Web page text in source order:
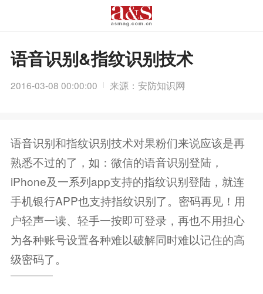
语音识别&指纹识别技术
2016-03-08 00:00:00 来源：安防知识网
语音识别和指纹识别技术对果粉们来说应该是再
熟悉不过的了，如：微信的语音识别登陆，
iPhone及一系列app支持的指纹识别登陆，就连
手机银行APP也支持指纹识别了。密码再见！用
户轻声一读、轻手一按即可登录，再也不用担心
为各种账号设置各种难以破解同时难以记住的高
级密码了。